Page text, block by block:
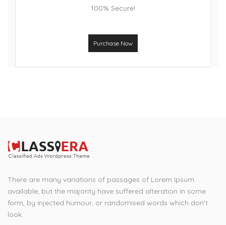
100% Secure!
Purchase Now
There are many variations of passages of Lorem Ipsum
available, but the majority have suffered alteration in some
form, by injected humour, or randomised words which don't
look.